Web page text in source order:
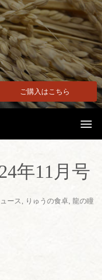
ご購入はこちら
N
v
a
t
i
n
年11月号
ース りゅうの食卓 龍の瞳